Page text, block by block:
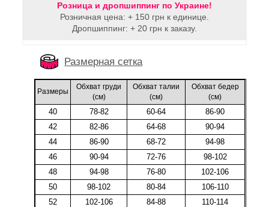
Розница и дропшиппинг по Украине!
Розничная цена: + 150 грн к единице.
Дропшиппинг: + 20 грн к заказу.
Размерная сетка
Размеры
Обхват груди
(cм)
Обхват талии
(cм)
Обхват бедер
(cм)
40 78-82 60-64
86-90
42
82-86 64-68
90-94
44
86-90 68-72
94-98
46
90-94 72-76
98-102
48
94-98 76-80
102-106
50
98-102 80-84
106-110
52
102-106 84-88
110-114